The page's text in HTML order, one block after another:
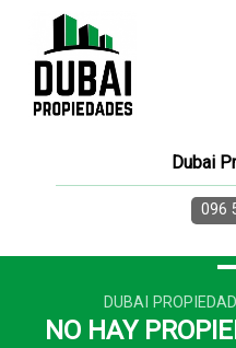
Dubai
096
DUBAI
NO HAY